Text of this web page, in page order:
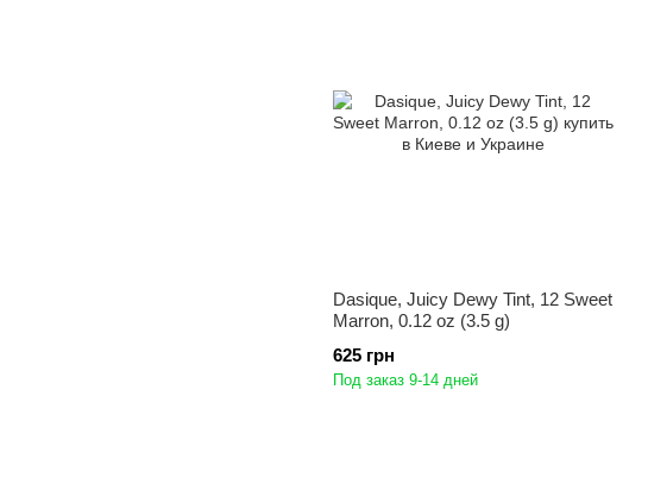
Dasique, Juicy Dewy Tint, 12 Sweet
Marron, 0.12 oz (3.5 g)
625 грн
Под заказ 9-14 дней